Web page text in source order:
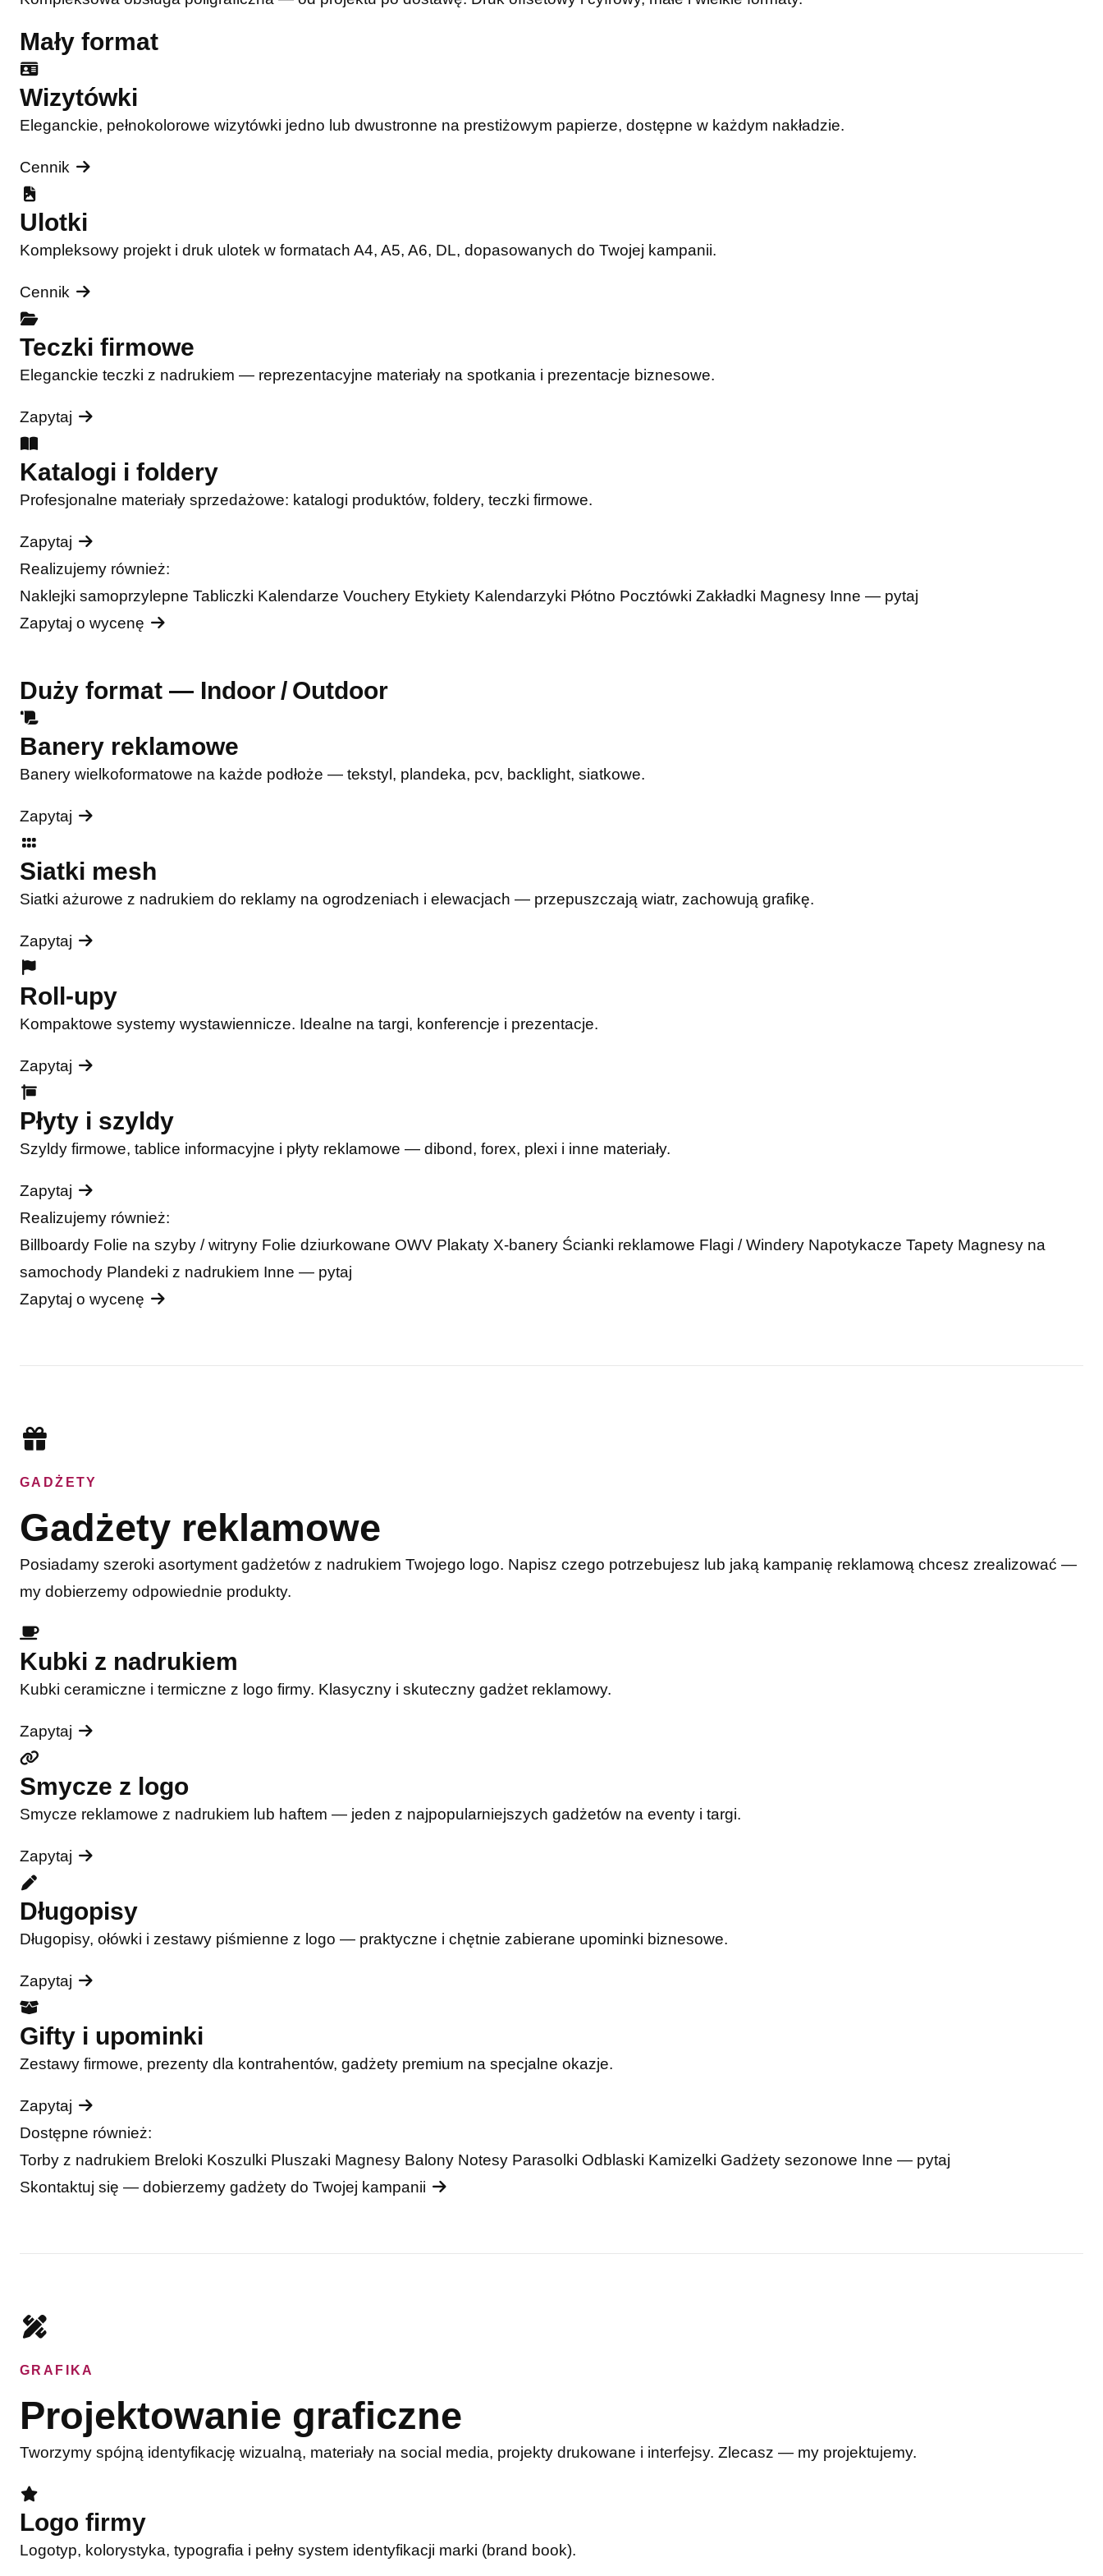
Mały format
Wizytówki
Eleganckie, pełnokolorowe wizytówki jedno lub dwustronne na prestiżowym papierze, dostępne w każdym nakładzie.
Cennik
Ulotki
Kompleksowy projekt i druk ulotek w formatach A4, A5, A6, DL, dopasowanych do Twojej kampanii.
Cennik
Teczki firmowe
Eleganckie teczki z nadrukiem — reprezentacyjne materiały na spotkania i prezentacje biznesowe.
Zapytaj
Katalogi i foldery
Profesjonalne materiały sprzedażowe: katalogi produktów, foldery, teczki firmowe.
Zapytaj
Realizujemy również:
Naklejki samoprzylepne Tabliczki Kalendarze Vouchery Etykiety Kalendarzyki Płótno Pocztówki Zakładki Magnesy Inne — pytaj
Zapytaj o wycenę
Duży format — Indoor / Outdoor
Banery reklamowe
Banery wielkoformatowe na każde podłoże — tekstyl, plandeka, pcv, backlight, siatkowe.
Zapytaj
Siatki mesh
Siatki ażurowe z nadrukiem do reklamy na ogrodzeniach i elewacjach — przepuszczają wiatr, zachowują grafikę.
Zapytaj
Roll-upy
Kompaktowe systemy wystawiennicze. Idealne na targi, konferencje i prezentacje.
Zapytaj
Płyty i szyldy
Szyldy firmowe, tablice informacyjne i płyty reklamowe — dibond, forex, plexi i inne materiały.
Zapytaj
Realizujemy również:
Billboardy Folie na szyby / witryny Folie dziurkowane OWV Plakaty X-banery Ścianki reklamowe Flagi / Windery Napotykacze Tapety Magnesy na
samochody Plandeki z nadrukiem Inne — pytaj
Zapytaj o wycenę
GADŻETY
Gadżety reklamowe
Posiadamy szeroki asortyment gadżetów z nadrukiem Twojego logo. Napisz czego potrzebujesz lub jaką kampanię reklamową chcesz zrealizować —
my dobierzemy odpowiednie produkty.
Kubki z nadrukiem
Kubki ceramiczne i termiczne z logo firmy. Klasyczny i skuteczny gadżet reklamowy.
Zapytaj
Smycze z logo
Smycze reklamowe z nadrukiem lub haftem — jeden z najpopularniejszych gadżetów na eventy i targi.
Zapytaj
Długopisy
Długopisy, ołówki i zestawy piśmienne z logo — praktyczne i chętnie zabierane upominki biznesowe.
Zapytaj
Gifty i upominki
Zestawy firmowe, prezenty dla kontrahentów, gadżety premium na specjalne okazje.
Zapytaj
Dostępne również:
Torby z nadrukiem Breloki Koszulki Pluszaki Magnesy Balony Notesy Parasolki Odblaski Kamizelki Gadżety sezonowe Inne — pytaj
Skontaktuj się — dobierzemy gadżety do Twojej kampanii
GRAFIKA
Projektowanie graficzne
Tworzymy spójną identyfikację wizualną, materiały na social media, projekty drukowane i interfejsy. Zlecasz — my projektujemy.
Logo firmy
Logotyp, kolorystyka, typografia i pełny system identyfikacji marki (brand book).